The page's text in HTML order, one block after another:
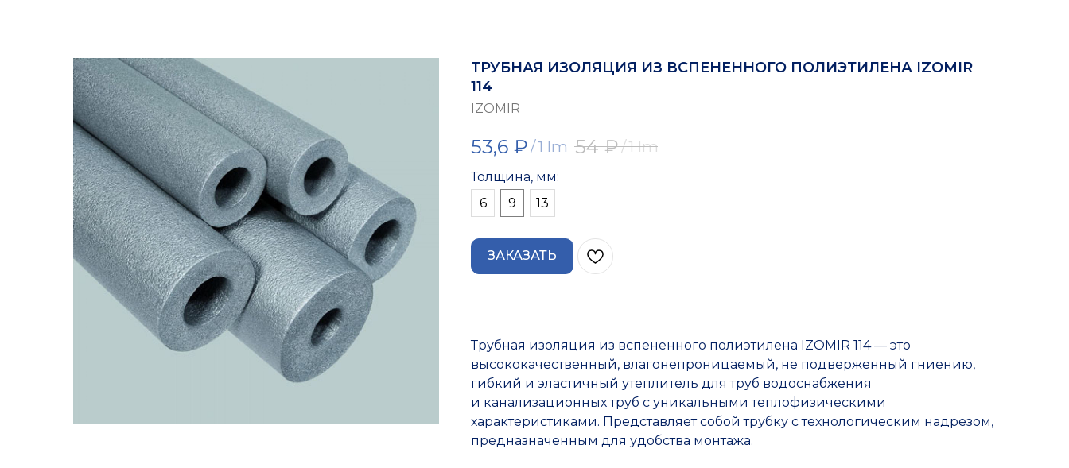
ТРУБНАЯ ИЗОЛЯЦИЯ ИЗ ВСПЕНЕННОГО ПОЛИЭТИЛЕНА IZOMIR
114
IZOMIR
53,6 ₽/1 lm 54 ₽/1 lm
Толщина, мм:
6
9 13
ЗАКАЗАТЬ
Трубная изоляция из вспененного полиэтилена IZOMIR 114 — это
высококачественный, влагонепроницаемый, не подверженный гниению,
гибкий и эластичный утеплитель для труб водоснабжения
и канализационных труб с уникальными теплофизическими
характеристиками. Представляет собой трубку с технологическим надрезом,
предназначенным для удобства монтажа.
Отражающая изоляция (Фольга |
Лавсан)
Подложка под теплый пол (Лавсан |
разметка)
Ложементы
Упаковочные материалы
Этафом
Пенолом
Изолон
Korall
Уплотнительный шнур HOT ROD XL